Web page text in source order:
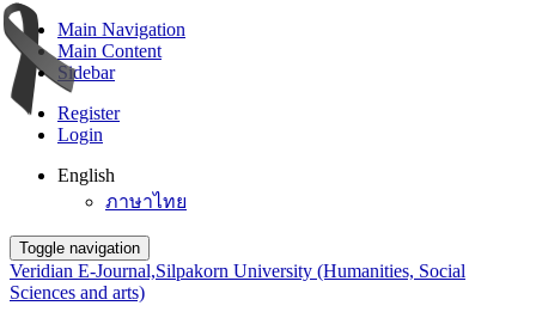
Main Navigation
Main Content
Sidebar
Register
Login
English
ภาษาไทย
Toggle navigation
Veridian E-Journal,Silpakorn University (Humanities, Social
Sciences and arts)